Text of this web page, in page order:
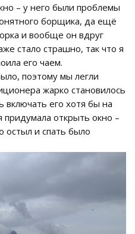
– у него были проблемы
борщика, да ещё
и вообще он вдруг
стало страшно, так что я
его чаем.
поэтому мы легли
жарко становилось
включать его хотя бы на
открыть окно –
остыл и спать было